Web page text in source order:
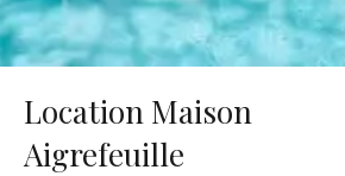
Location Maison
Aigrefeuille